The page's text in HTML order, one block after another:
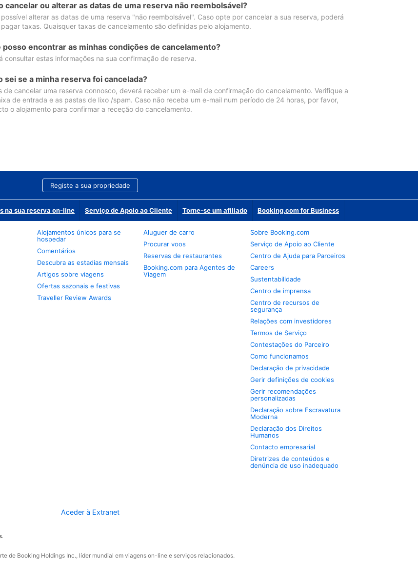
cancelar ou alterar as datas de uma reserva não reembolsável?
alterar as datas de uma reserva "não reembolsável". Caso opte por cancelar a sua reserva, poderá
taxas. Quaisquer taxas de cancelamento são definidas pelo alojamento.
posso encontrar as minhas condições de cancelamento?
consultar estas informações na sua confirmação de reserva.
sei se a minha reserva foi cancelada?
de cancelar uma reserva connosco, deverá receber um e-mail de confirmação do cancelamento. Verifique a
de entrada e as pastas de lixo /spam. Caso não receba um e-mail num período de 24 horas, por favor,
o alojamento para confirmar a receção do cancelamento.
Registe a sua propriedade
na sua reserva on-line Serviço de Apoio ao Cliente Torne-se um afiliado Booking.com for Business
Alojamentos únicos para se
hospedar
Comentários
Descubra as estadias mensais
Artigos sobre viagens
Ofertas sazonais e festivas
Traveller Review Awards
Aluguer de carro
Procurar voos
Reservas de restaurantes
Booking.com para Agentes de
Viagem
Sobre Booking.com
Serviço de Apoio ao Cliente
Centro de Ajuda para Parceiros
Careers
Sustentabilidade
Centro de imprensa
Centro de recursos de
segurança
Relações com investidores
Termos de Serviço
Contestações do Parceiro
Como funcionamos
Declaração de privacidade
Gerir definições de cookies
Gerir recomendações
personalizadas
Declaração sobre Escravatura
Moderna
Declaração dos Direitos
Humanos
Contacto empresarial
Diretrizes de conteúdos e
denúncia de uso inadequado
Aceder à Extranet
de Booking Holdings Inc., líder mundial em viagens on-line e serviços relacionados.